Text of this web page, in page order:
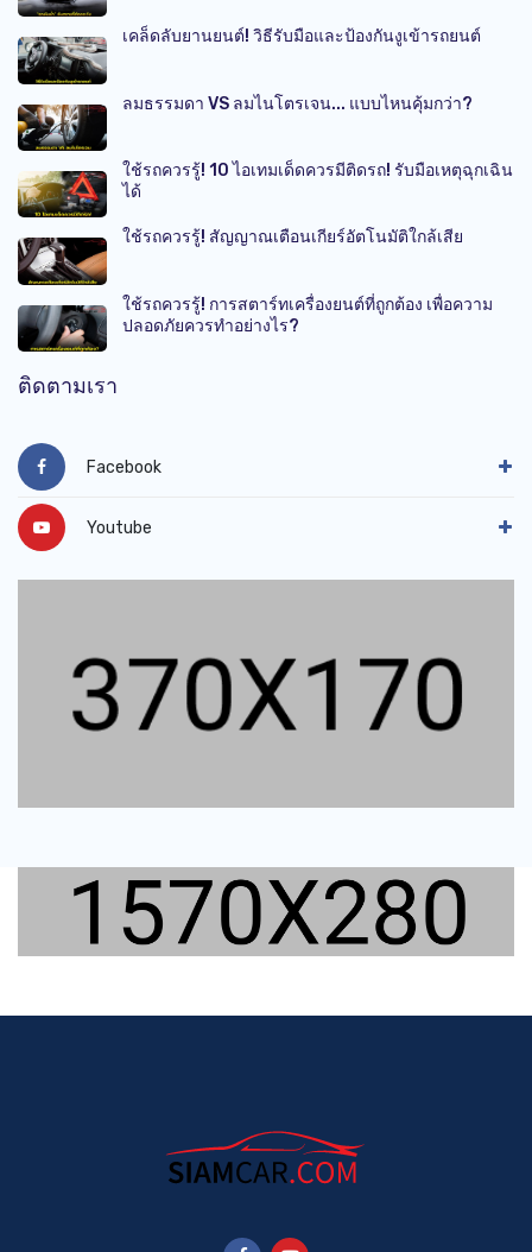
เคล็ดลับยานยนต์! วิธีรับมือและป้องกันงูเข้ารถยนต์
ลมธรรมดา VS ลมไนโตรเจน... แบบไหนคุ้มกว่า?
ใช้รถควรรู้! 10 ไอเทมเด็ดควรมีติดรถ! รับมือเหตุฉุกเฉิน
ได้
ใช้รถควรรู้! สัญญาณเตือนเกียร์อัตโนมัติใกล้เสีย
ใช้รถควรรู้! การสตาร์ทเครื่องยนต์ที่ถูกต้อง เพื่อความ
ปลอดภัยควรทำอย่างไร?
ติดตามเรา
Facebook
Youtube